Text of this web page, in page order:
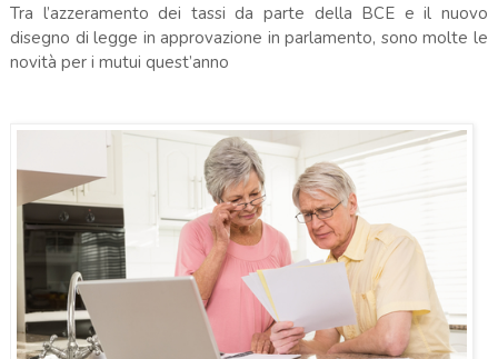
Tra l’azzeramento dei tassi da parte della BCE e il nuovo
disegno di legge in approvazione in parlamento, sono molte le
novità per i mutui quest’anno